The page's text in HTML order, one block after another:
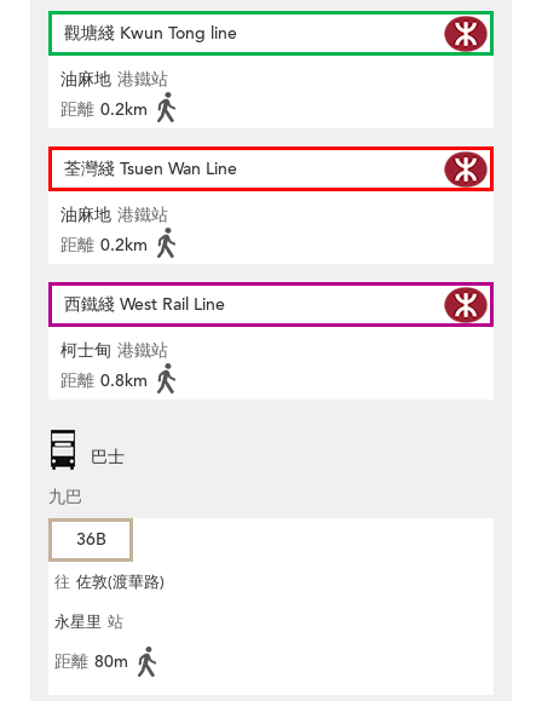
觀塘綫 Kwun Tong line
油麻地 港鐵站
距離 0.2km
荃灣綫 Tsuen Wan Line
油麻地 港鐵站
距離 0.2km
西鐵綫 West Rail Line
柯士甸 港鐵站
距離 0.8km
巴士
九巴
36B
往 佐敦(渡華路)
永星里 站
距離 80m